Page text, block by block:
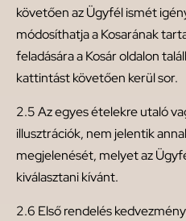
követően az Ügyfél ismét
módosíthatja a Kosarának
feladására a Kosár oldalon
kattintást követően kerül sor.
2.5 Az egyes ételekre utaló
illusztrációk, nem jelentik
megjelenését, melyet az
kiválasztani kívánt.
2.6 Első rendelés